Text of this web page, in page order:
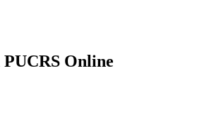
PUCRS Online